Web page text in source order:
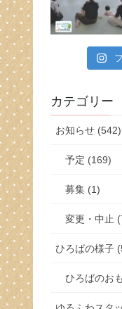
カテゴリー
お知らせ (542)
予定 (169)
募集 (1)
変更・中止
ひろばの様子
ひろばのお